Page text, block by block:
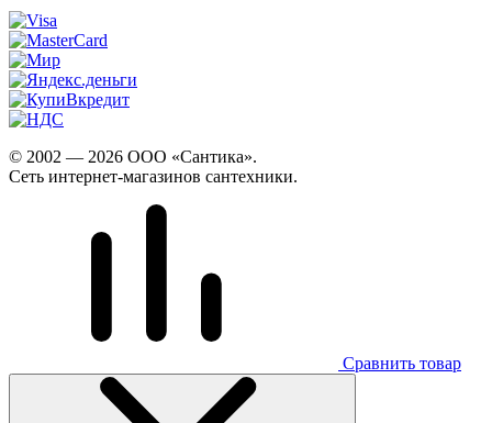
© 2002 — 2026 ООО «Сантика».
Сеть интернет-магазинов сантехники.
Сравнить товар